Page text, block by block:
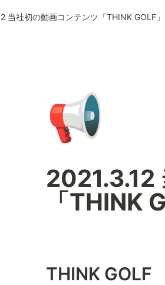
当社初の動画コンテンツ「THINK GOLF
📢
2021.3.12
「THINK
THINK GOLF